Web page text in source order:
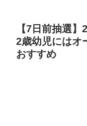
【7日前抽選
2歳幼児にはオ
おすすめ